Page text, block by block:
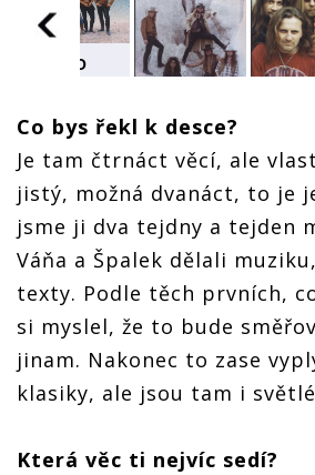
RETRO
(Kabát):
dovolenou
zahraničí
nemám
peníze
RETRO
90s| Pepa
Vojtek
Na
dovolenou
v
zahraničí
nemám
peníze
RETRO
90s|
Vojtek
Na
v
peníze
Co bys řekl k desce?
Je tam čtrnáct věcí, ale
jistý, možná dvanáct, to je
jsme ji dva tejdny a tejden
Váňa a Špalek dělali
texty. Podle těch prvních,
si myslel, že to bude
jinam. Nakonec to zase
klasiky, ale jsou tam i
Která věc ti nejvíc sedí?